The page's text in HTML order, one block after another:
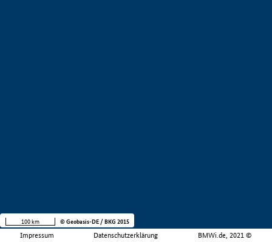
Impressum Datenschutzerklärung BMWi.de, 2021 ©
100 km © Geobasis-DE / BKG 2015